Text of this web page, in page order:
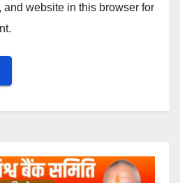
and website in this browser for